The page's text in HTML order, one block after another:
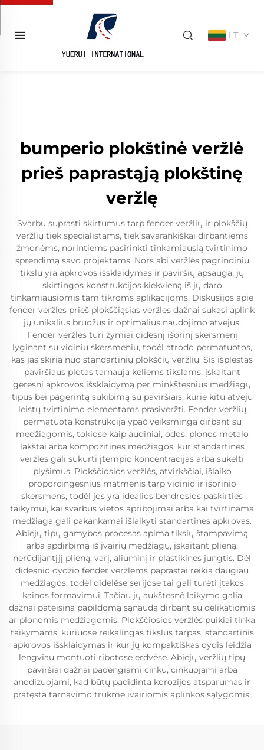
LT
bumperio plokštinė veržlė
prieš paprastąją plokštinę
veržlę
Svarbu suprasti skirtumus tarp fender veržlių ir plokščių
veržlių tiek specialistams, tiek savarankiškai dirbantiems
žmonėms, norintiems pasirinkti tinkamiausią tvirtinimo
sprendimą savo projektams. Nors abi veržlės pagrindiniu
tikslu yra apkrovos išsklaidymas ir paviršių apsauga, jų
skirtingos konstrukcijos kiekvieną iš jų daro
tinkamiausiomis tam tikroms aplikacijoms. Diskusijos apie
fender veržles prieš plokščiąsias veržles dažnai sukasi aplink
jų unikalius bruožus ir optimalius naudojimo atvejus.
Fender veržlės turi žymiai didesnį išorinį skersmenį
lyginant su vidiniu skersmeniu, todėl atrodo permatuotos,
kas jas skiria nuo standartinių plokščių veržlių. Šis išplėstas
paviršiaus plotas tarnauja keliems tikslams, įskaitant
geresnį apkrovos išsklaidymą per minkštesnius medžiagų
tipus bei pagerintą sukibimą su paviršiais, kurie kitu atveju
leistų tvirtinimo elementams prasiveržti. Fender veržlių
permatuota konstrukcija ypač veiksminga dirbant su
medžiagomis, tokiose kaip audiniai, odos, plonos metalo
lakštai arba kompozitinės medžiagos, kur standartinės
veržlės gali sukurti įtempio koncentracijas arba sukelti
plyšimus. Plokščiosios veržlės, atvirkščiai, išlaiko
proporcingesnius matmenis tarp vidinio ir išorinio
skersmens, todėl jos yra idealios bendrosios paskirties
taikymui, kai svarbūs vietos apribojimai arba kai tvirtinama
medžiaga gali pakankamai išlaikyti standartines apkrovas.
Abiejų tipų gamybos procesas apima tikslų štampavimą
arba apdirbimą iš įvairių medžiagų, įskaitant plieną,
nerūdijantįjį plieną, varį, aliuminį ir plastikines jungtis. Dėl
didesnio dydžio fender veržlėms paprastai reikia daugiau
medžiagos, todėl didelėse serijose tai gali turėti įtakos
kainos formavimui. Tačiau jų aukštesnė laikymo galia
dažnai pateisina papildomą sąnaudą dirbant su delikatiomis
ar plonomis medžiagomis. Plokščiosios veržlės puikiai tinka
taikymams, kuriuose reikalingas tikslus tarpas, standartinis
apkrovos išsklaidymas ir kur jų kompaktiškas dydis leidžia
lengviau montuoti ribotose erdvėse. Abiejų veržlių tipų
paviršiai dažnai padengiami cinku, cinkuojami arba
anodizuojami, kad būtų padidinta korozijos atsparumas ir
pratęsta tarnavimo trukmė įvairiomis aplinkos sąlygomis.